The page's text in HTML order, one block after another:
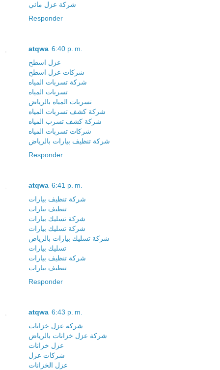
شركة عزل مائي
Responder
atqwa 6:40 p. m.
عزل اسطح
شركات عزل اسطح
شركة تسربات المياه
تسربات المياه
تسربات المياه بالرياض
شركة كشف تسربات المياه
شركة كشف تسرب المياه
شركات تسربات المياه
شركة تنظيف بيارات بالرياض
Responder
atqwa 6:41 p. m.
شركة تنظيف بيارات
تنظيف بيارات
شركة تسليك بيارات
شركة تسليك بيارات
شركة تسليك بيارات بالرياض
تسليك بيارات
شركة تنظيف بيارات
تنظيف بيارات
Responder
atqwa 6:43 p. m.
شركة عزل خزانات
شركة عزل خزانات بالرياض
عزل خزانات
شركات عزل
عزل الخزانات